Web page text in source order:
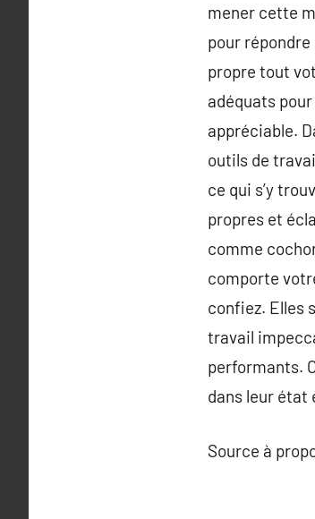
mener cette
pour
propre tout
adéquats
appréciable.
outils de
ce qui s’y
propres et
comme
comporte
confiez. Elles
travail
performants.
dans leur état
Source à